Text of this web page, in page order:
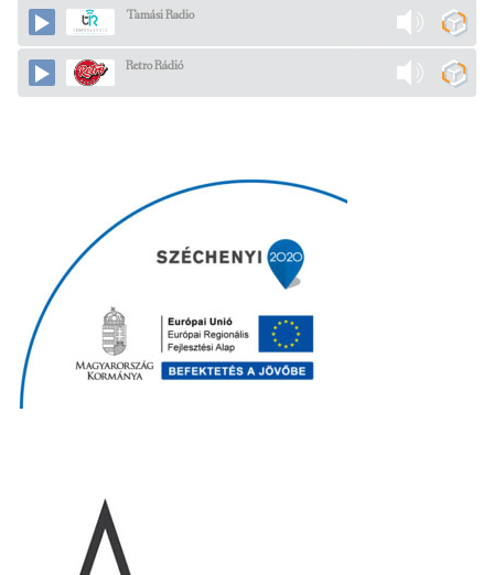
Tamási Radio
Retro Rádió